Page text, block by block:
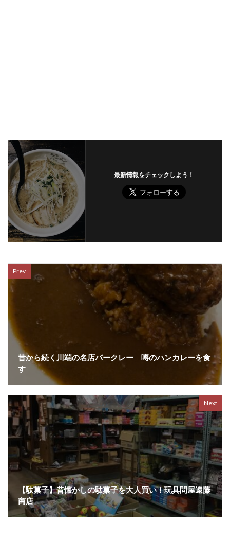
最新情報をチェックしよう！
Prev
昔から続く川端の名店バークレー 噂のハンカレーを食
す
Next
【駄菓子】昔懐かしの駄菓子を大人買い！玩具問屋遠藤
商店